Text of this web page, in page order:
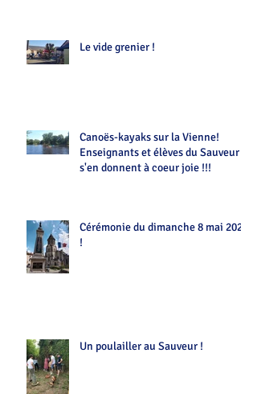
Le vide grenier !
Canoës-kayaks sur la Vienne!
Enseignants et élèves du Sauveur
s'en donnent à coeur joie !!!
Cérémonie du dimanche 8 mai 2022
!
Un poulailler au Sauveur !